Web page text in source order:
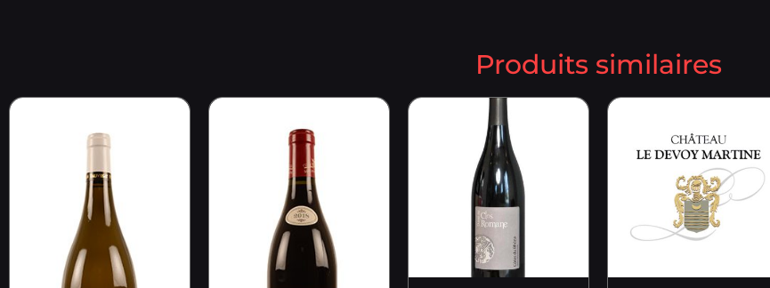
Produits similaires